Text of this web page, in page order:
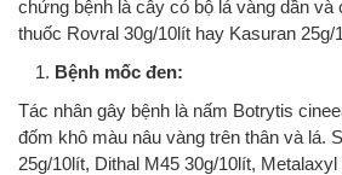
chứng bệnh là cây có bộ lá vàng dần và
thuốc Rovral 30g/10lít hay Kasuran 25g/
Bệnh mốc đen:
Tác nhân gây bệnh là nấm Botrytis
đốm khô màu nâu vàng trên thân và lá.
25g/10lít, Dithal M45 30g/10lít, Metalaxyl